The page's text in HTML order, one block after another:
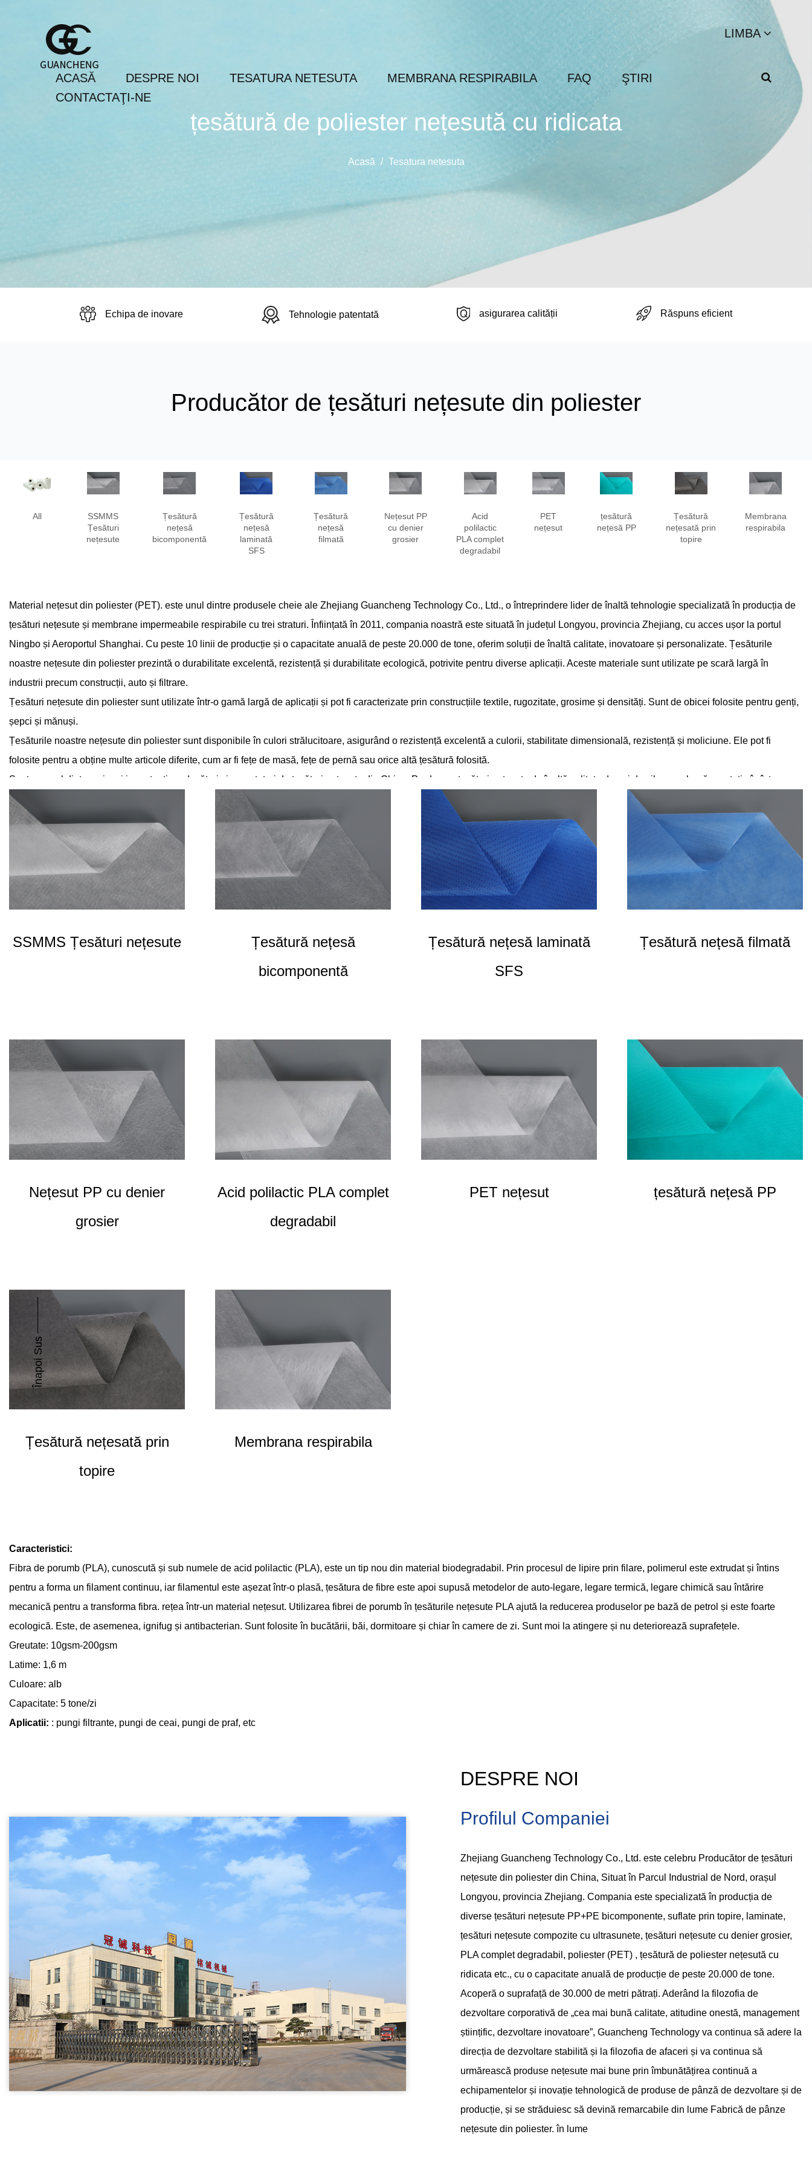
LIMBA
ACASĂ DESPRE NOI TESATURA NETESUTA MEMBRANA RESPIRABILA FAQ
ŞTIRI
CONTACTAŢI-NE
țesătură de poliester nețesută cu ridicata
Acasă / Tesatura netesuta
Echipa de inovare Tehnologie patentată asigurarea calității Răspuns eficient
Producător de țesături nețesute din poliester
All
SSMMS
Țesături
nețesute
Țesătură
nețesă
bicomponentă
Țesătură
nețesă
laminată
SFS
Țesătură
nețesă
filmată
Nețesut PP
cu denier
grosier
Acid
polilactic
PLA complet
degradabil
PET
nețesut
țesătură
nețesă PP
Țesătură
nețesată prin
topire
Membrana
respirabila
Material nețesut din poliester (PET). este unul dintre produsele cheie ale Zhejiang Guancheng Technology Co., Ltd., o întreprindere lider de înaltă tehnologie specializată în producția de
țesături nețesute și membrane impermeabile respirabile cu trei straturi. Înființată în 2011, compania noastră este situată în județul Longyou, provincia Zhejiang, cu acces ușor la portul
Ningbo și Aeroportul Shanghai. Cu peste 10 linii de producție și o capacitate anuală de peste 20.000 de tone, oferim soluții de înaltă calitate, inovatoare și personalizate. Țesăturile
noastre nețesute din poliester prezintă o durabilitate excelentă, rezistență și durabilitate ecologică, potrivite pentru diverse aplicații. Aceste materiale sunt utilizate pe scară largă în
industrii precum construcții, auto și filtrare.
Țesături nețesute din poliester sunt utilizate într-o gamă largă de aplicații și pot fi caracterizate prin construcțiile textile, rugozitate, grosime și densități. Sunt de obicei folosite pentru genți,
șepci și mănuși.
Țesăturile noastre nețesute din poliester sunt disponibile în culori strălucitoare, asigurând o rezistență excelentă a culorii, stabilitate dimensională, rezistență și moliciune. Ele pot fi
folosite pentru a obține multe articole diferite, cum ar fi fețe de masă, fețe de pernă sau orice altă țesătură folosită.
Suntem unul dintre cei mai importanți producători și exportatori de țesături nețesute din China. Producem țesături nețesute de înaltă calitate de ani de zile, cu o bună reputație în întreaga
lume. Produsele noastre includ țesături nețesute, țesături de bambus și țesături din pastă de lemn, care sunt utilizate în multe industrii, inclusiv tăvi pentru aparate de bucătărie, ambalaje
pentru tablete medicale și piese auto.
SSMMS Țesături nețesute
Țesătură nețesă
bicomponentă
Țesătură nețesă laminată
SFS
Țesătură nețesă filmată
Nețesut PP cu denier
grosier
Acid polilactic PLA complet
degradabil
PET nețesut țesătură nețesă PP
Țesătură nețesată prin
topire
Membrana respirabila
Caracteristici:
Fibra de porumb (PLA), cunoscută și sub numele de acid polilactic (PLA), este un tip nou din material biodegradabil. Prin procesul de lipire prin filare, polimerul este extrudat și întins
pentru a forma un filament continuu, iar filamentul este așezat într-o plasă, țesătura de fibre este apoi supusă metodelor de auto-legare, legare termică, legare chimică sau întărire
mecanică pentru a transforma fibra. rețea într-un material nețesut. Utilizarea fibrei de porumb în țesăturile nețesute PLA ajută la reducerea produselor pe bază de petrol și este foarte
ecologică. Este, de asemenea, ignifug și antibacterian. Sunt folosite în bucătării, băi, dormitoare și chiar în camere de zi. Sunt moi la atingere și nu deteriorează suprafețele.
Greutate: 10gsm-200gsm
Latime: 1,6 m
Culoare: alb
Capacitate: 5 tone/zi
Aplicatii: : pungi filtrante, pungi de ceai, pungi de praf, etc
DESPRE NOI
Profilul Companiei
Zhejiang Guancheng Technology Co., Ltd. este celebru Producător de țesături
nețesute din poliester din China, Situat în Parcul Industrial de Nord, orașul
Longyou, provincia Zhejiang. Compania este specializată în producția de
diverse țesături nețesute PP+PE bicomponente, suflate prin topire, laminate,
țesături nețesute compozite cu ultrasunete, țesături nețesute cu denier grosier,
PLA complet degradabil, poliester (PET) , țesătură de poliester nețesută cu
ridicata etc., cu o capacitate anuală de producție de peste 20.000 de tone.
Acoperă o suprafață de 30.000 de metri pătrați. Aderând la filozofia de
dezvoltare corporativă de „cea mai bună calitate, atitudine onestă, management
științific, dezvoltare inovatoare”, Guancheng Technology va continua să adere la
direcția de dezvoltare stabilită și la filozofia de afaceri și va continua să
urmărească produse nețesute mai bune prin îmbunătățirea continuă a
echipamentelor și inovație tehnologică de produse de pânză de dezvoltare și de
producție, și se străduiesc să devină remarcabile din lume Fabrică de pânze
nețesute din poliester. în lume
Înapoi Sus